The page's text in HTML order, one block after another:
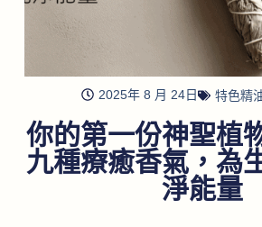
2025年 8 月 24日 特色精
你的第一份神聖植
九種療癒香氣，為
淨能量